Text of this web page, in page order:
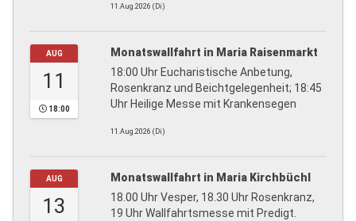
11.Aug.2026 (Di)
AUG
11
18:00
Monatswallfahrt in Maria Raisenmarkt
18:00 Uhr Eucharistische Anbetung,
Rosenkranz und Beichtgelegenheit; 18:45
Uhr Heilige Messe mit Krankensegen
11.Aug.2026 (Di)
AUG
13
Monatswallfahrt in Maria Kirchbüchl
18.00 Uhr Vesper, 18.30 Uhr Rosenkranz,
19 Uhr Wallfahrtsmesse mit Predigt.